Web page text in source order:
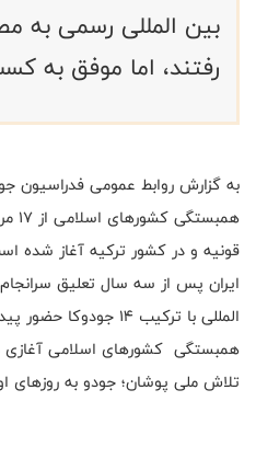
بین المللی رسمی به
رفتند، اما موفق به
به گزارش روابط عمومی فدراسیون
قونیه و در کشور ترکیه آغاز شده
ایران پس از سه سال تعلیق
المللی با ترکیب 14
همبستگی کشورهای اسلامی آغازی
تلاش ملی پوشان؛ جودو به روزهای